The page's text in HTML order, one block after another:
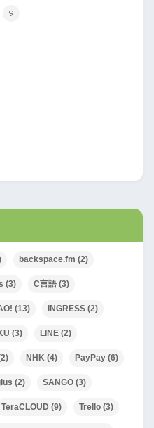
9
backspace.fm (2)
(3) C言語 (3)
(13) INGRESS (2)
(3) LINE (2)
NHK (4) PayPay (6)
(2) SANGO (3)
TeraCLOUD (9) Trello (3)